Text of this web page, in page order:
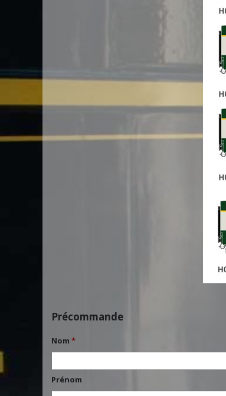
Précommande
Nom *
Prénom